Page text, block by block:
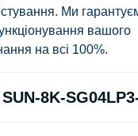
Ми
вашого
на всі 100%.
8K-